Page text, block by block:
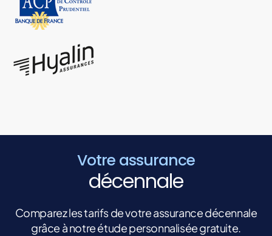
Votre assurance
décennale
Comparez les tarifs de votre assurance décennale
grâce à notre étude personnalisée gratuite.